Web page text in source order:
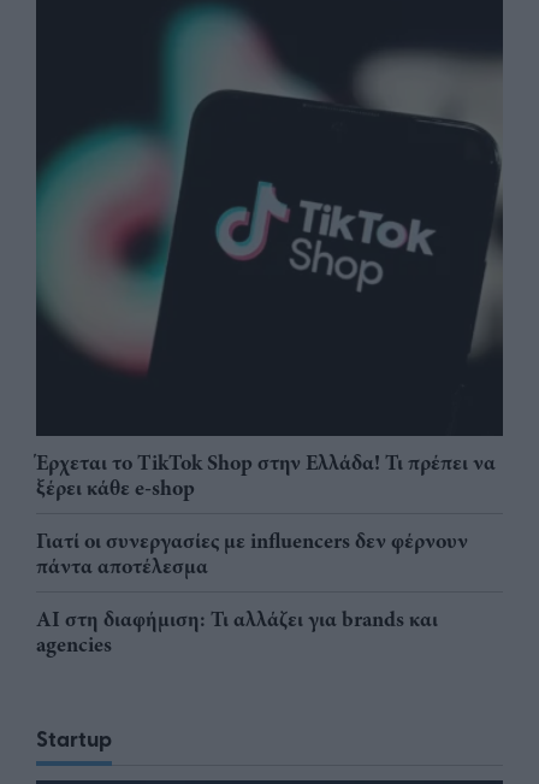
Έρχεται το TikTok Shop στην Ελλάδα! Τι πρέπει να
ξέρει κάθε e-shop
Γιατί οι συνεργασίες με influencers δεν φέρνουν
πάντα αποτέλεσμα
AI στη διαφήμιση: Τι αλλάζει για brands και
agencies
Startup